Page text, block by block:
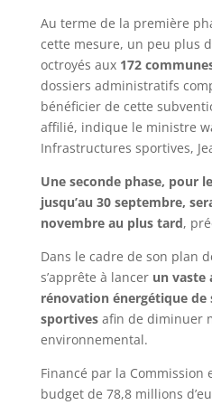
Au terme de la première
cette mesure, un peu plus
octroyés aux 172
dossiers administratifs
bénéficier de cette
affilié, indique le ministre
Infrastructures sportives,
Une seconde phase, pour
jusqu’au 30 septembre,
novembre au plus tard,
Dans le cadre de son plan
s’apprête à lancer un vaste
rénovation énergétique de
sportivesafin de diminuer
environnemental.
Financé par la Commission
budget de 78,8 millions